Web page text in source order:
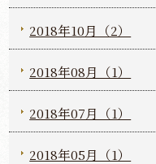
2018年10月（2）
2018年08月（1）
2018年07月（1）
2018年05月（1）